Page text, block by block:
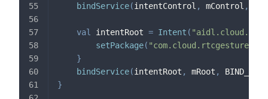
bindService(intentControl , mControl ,
val intentRoot = Intent (
setPackage( "com.cloud.rtcgesture"
}
bindService(intentRoot , mRoot ,
}